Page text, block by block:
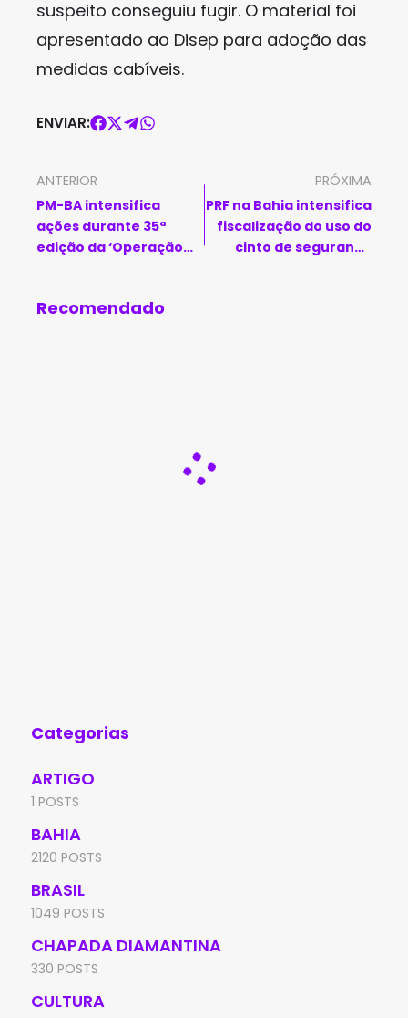
suspeito conseguiu fugir. O material foi
apresentado ao Disep para adoção das
medidas cabíveis.
ENVIAR:
ANTERIOR
PM-BA intensifica
ações durante 35ª
edição da ‘Operação
estado
PRÓXIMA
PRF na Bahia intensifica
fiscalização do uso do
cinto de segurança
Recomendado
Categorias
ARTIGO
1 POSTS
BAHIA
2120 POSTS
BRASIL
1049 POSTS
CHAPADA DIAMANTINA
330 POSTS
CULTURA